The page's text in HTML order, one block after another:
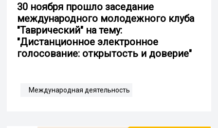
30 ноября прошло заседание
международного молодежного клуба
"Таврический" на тему:
"Дистанционное электронное
голосование: открытость и доверие"
Международная деятельность